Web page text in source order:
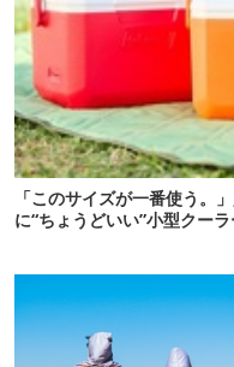
「このサイズが一番使う。
に“ちょうどいい”小型クー